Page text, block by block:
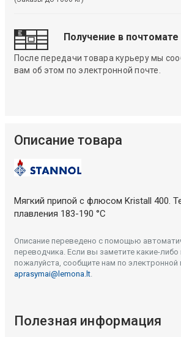
Получение в почтомате
После передачи товара курьеру мы
вам об этом по электронной почте.
Описание товара
Мягкий припой с флюсом Kristall 400.
плавления 183-190 °C
Описание переведено с помощью
переводчика. Если вы заметите какие-либо
пожалуйста, сообщите нам по электронной
aprasymai@lemona.lt.
Полезная информация